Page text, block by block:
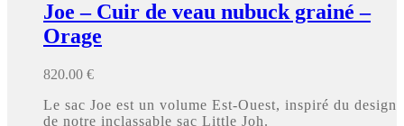
Joe – Cuir de veau nubuck grainé –
Orage
820.00 €
Le sac Joe est un volume Est-Ouest, inspiré du design
de notre inclassable sac Little Joh.